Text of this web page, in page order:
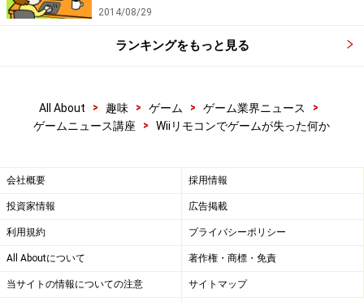
2014/08/29
ランキングをもっと見る
All About > 趣味 > ゲーム > ゲーム業界ニュース
>
ゲームニュース講座
> Wiiリモコンでゲームが失った何か
会社概要 採用情報
投資家情報 広告掲載
利用規約 プライバシーポリシー
All Aboutについて 著作権・商標・免責
当サイトの情報についての注意 サイトマップ